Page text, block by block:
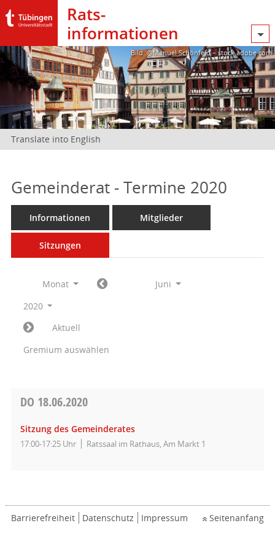
Rats­
informationen
Bild: @Manuel Schönfeld – stock.adobe.com
Translate into English
Gemeinderat - Termine 2020
Informationen Mitglieder
Sitzungen
Monat
Juni
2020
Aktuell
Gremium auswählen
DO 18.06.2020
Sitzung des Gemeinderates
17:00-17:25 Uhr Ratssaal im Rathaus, Am Markt 1
Barrierefreiheit Datenschutz Impressum Seitenanfang